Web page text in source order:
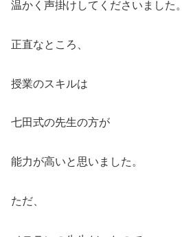
温かく声掛けしてくださいました。
正直なところ、
授業のスキルは
七田式の先生の方が
能力が高いと思いました。
ただ、